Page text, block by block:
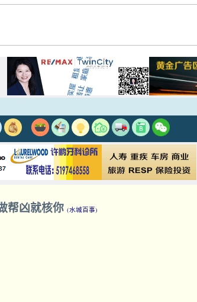
帮凶就核你 (水城百事)